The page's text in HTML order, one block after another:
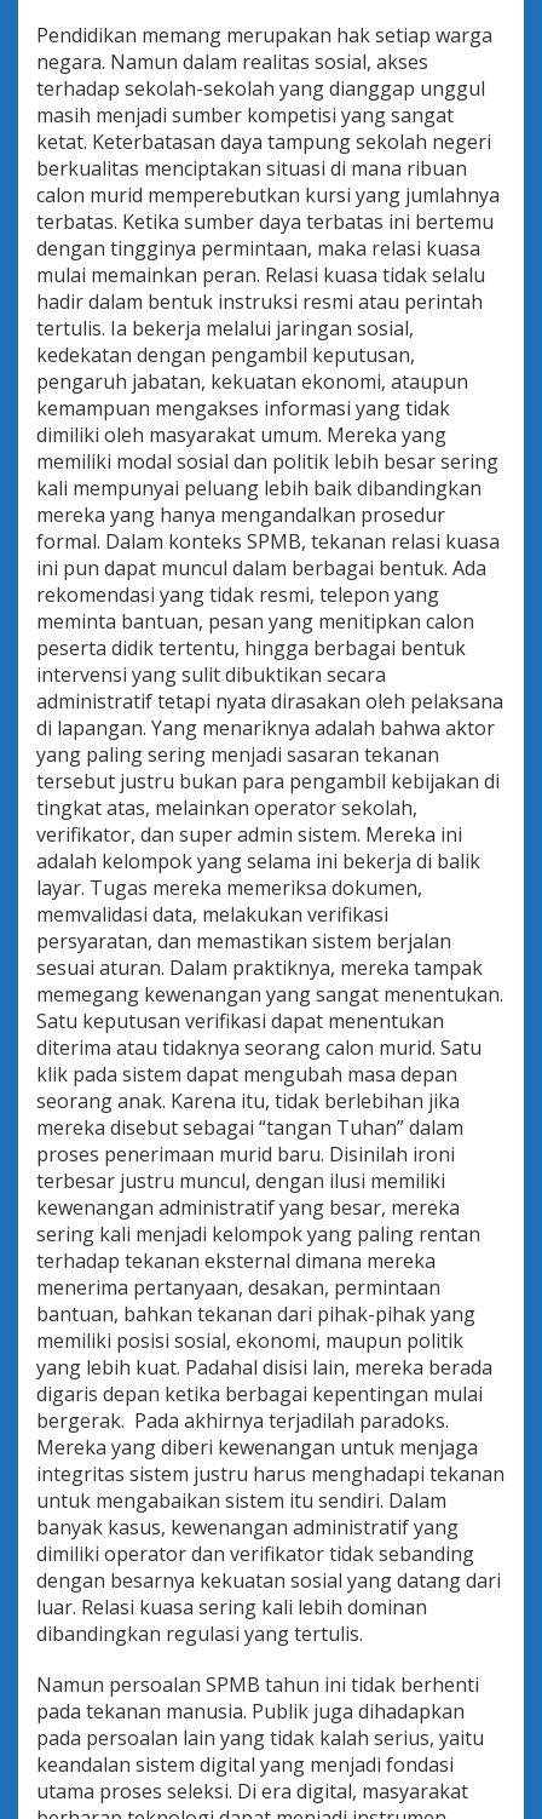
i
s
a
t
a
s
P
M
B
2
0
2
6
Pendidikan memang merupakan hak setiap warga
negara. Namun dalam realitas sosial, akses
terhadap sekolah-sekolah yang dianggap unggul
masih menjadi sumber kompetisi yang sangat
ketat. Keterbatasan daya tampung sekolah negeri
berkualitas menciptakan situasi di mana ribuan
calon murid memperebutkan kursi yang jumlahnya
terbatas. Ketika sumber daya terbatas ini bertemu
dengan tingginya permintaan, maka relasi kuasa
mulai memainkan peran. Relasi kuasa tidak selalu
hadir dalam bentuk instruksi resmi atau perintah
tertulis. Ia bekerja melalui jaringan sosial,
kedekatan dengan pengambil keputusan,
pengaruh jabatan, kekuatan ekonomi, ataupun
kemampuan mengakses informasi yang tidak
dimiliki oleh masyarakat umum. Mereka yang
memiliki modal sosial dan politik lebih besar sering
kali mempunyai peluang lebih baik dibandingkan
mereka yang hanya mengandalkan prosedur
formal. Dalam konteks SPMB, tekanan relasi kuasa
ini pun dapat muncul dalam berbagai bentuk. Ada
rekomendasi yang tidak resmi, telepon yang
meminta bantuan, pesan yang menitipkan calon
peserta didik tertentu, hingga berbagai bentuk
intervensi yang sulit dibuktikan secara
administratif tetapi nyata dirasakan oleh pelaksana
di lapangan. Yang menariknya adalah bahwa aktor
yang paling sering menjadi sasaran tekanan
tersebut justru bukan para pengambil kebijakan di
tingkat atas, melainkan operator sekolah,
verifikator, dan super admin sistem. Mereka ini
adalah kelompok yang selama ini bekerja di balik
layar. Tugas mereka memeriksa dokumen,
memvalidasi data, melakukan verifikasi
persyaratan, dan memastikan sistem berjalan
sesuai aturan. Dalam praktiknya, mereka tampak
memegang kewenangan yang sangat menentukan.
Satu keputusan verifikasi dapat menentukan
diterima atau tidaknya seorang calon murid. Satu
klik pada sistem dapat mengubah masa depan
seorang anak. Karena itu, tidak berlebihan jika
mereka disebut sebagai “tangan Tuhan” dalam
proses penerimaan murid baru. Disinilah ironi
terbesar justru muncul, dengan ilusi memiliki
kewenangan administratif yang besar, mereka
sering kali menjadi kelompok yang paling rentan
terhadap tekanan eksternal dimana mereka
menerima pertanyaan, desakan, permintaan
bantuan, bahkan tekanan dari pihak-pihak yang
memiliki posisi sosial, ekonomi, maupun politik
yang lebih kuat. Padahal disisi lain, mereka berada
digaris depan ketika berbagai kepentingan mulai
bergerak. Pada akhirnya terjadilah paradoks.
Mereka yang diberi kewenangan untuk menjaga
integritas sistem justru harus menghadapi tekanan
untuk mengabaikan sistem itu sendiri. Dalam
banyak kasus, kewenangan administratif yang
dimiliki operator dan verifikator tidak sebanding
dengan besarnya kekuatan sosial yang datang dari
luar. Relasi kuasa sering kali lebih dominan
dibandingkan regulasi yang tertulis.
Namun persoalan SPMB tahun ini tidak berhenti
pada tekanan manusia. Publik juga dihadapkan
pada persoalan lain yang tidak kalah serius, yaitu
keandalan sistem digital yang menjadi fondasi
utama proses seleksi. Di era digital, masyarakat